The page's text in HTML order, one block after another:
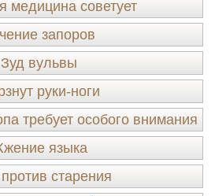
медицина советует
запоров
Зуд вульвы
руки-ноги
требует особого внимания
языка
старения